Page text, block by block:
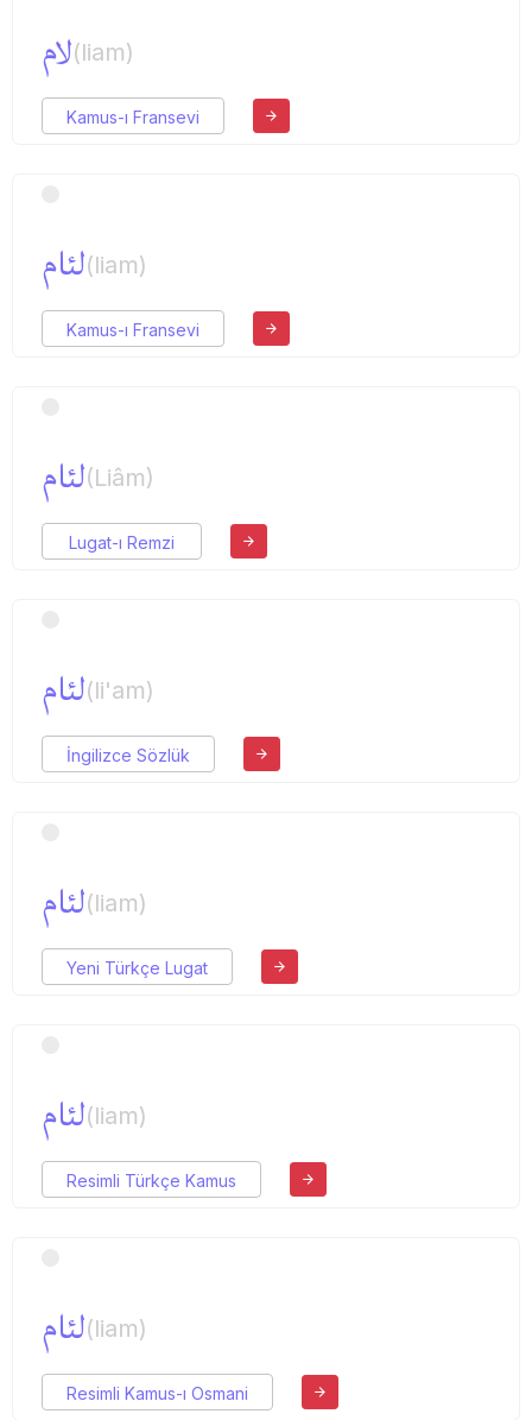
لام(liam)
Kamus-ı Fransevi
لئام(liam)
Kamus-ı Fransevi
لئام(Liâm)
Lugat-ı Remzi
لئام(li'am)
İngilizce Sözlük
لئام(liam)
Yeni Türkçe Lugat
لئام(liam)
Resimli Türkçe Kamus
لئام(liam)
Resimli Kamus-ı Osmani